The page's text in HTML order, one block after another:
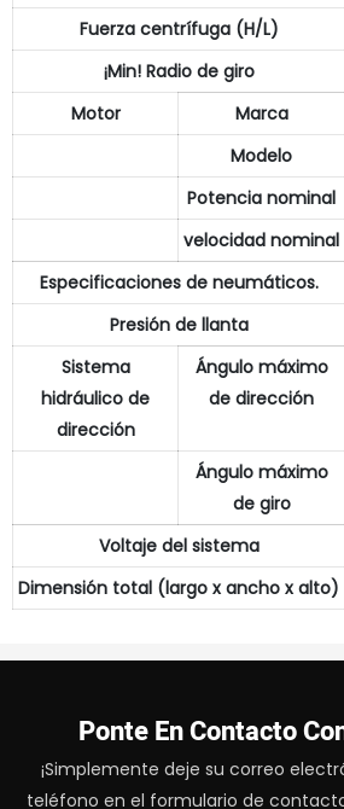
Fuerza centrífuga (H/L)
¡Min! Radio de giro
Motor
Marca
Modelo
Potencia nominal
velocidad nominal
Especificaciones de neumáticos.
Presión de llanta
Sistema
hidráulico de
dirección
Ángulo máximo
de dirección
Ángulo máximo
de giro
Voltaje del sistema
Dimensión total (largo x ancho x alto)
Ponte En Contacto
¡Simplemente deje su correo
teléfono en el formulario de